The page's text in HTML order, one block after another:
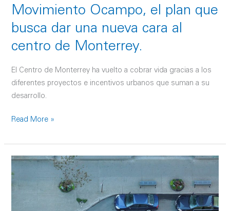
Movimiento Ocampo, el plan que
busca dar una nueva cara al
centro de Monterrey.
El Centro de Monterrey ha vuelto a cobrar vida gracias a los
diferentes proyectos e incentivos urbanos que suman a su
desarrollo.
Monterrey.
Read More »
La
Ley
de